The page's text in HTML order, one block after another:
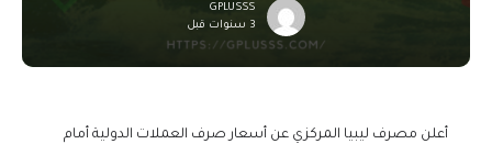
GPLUSSS
3 سنوات قبل
أعلن مصرف ليبيا المركزي عن أسعار صرف العملات الدولية أمام